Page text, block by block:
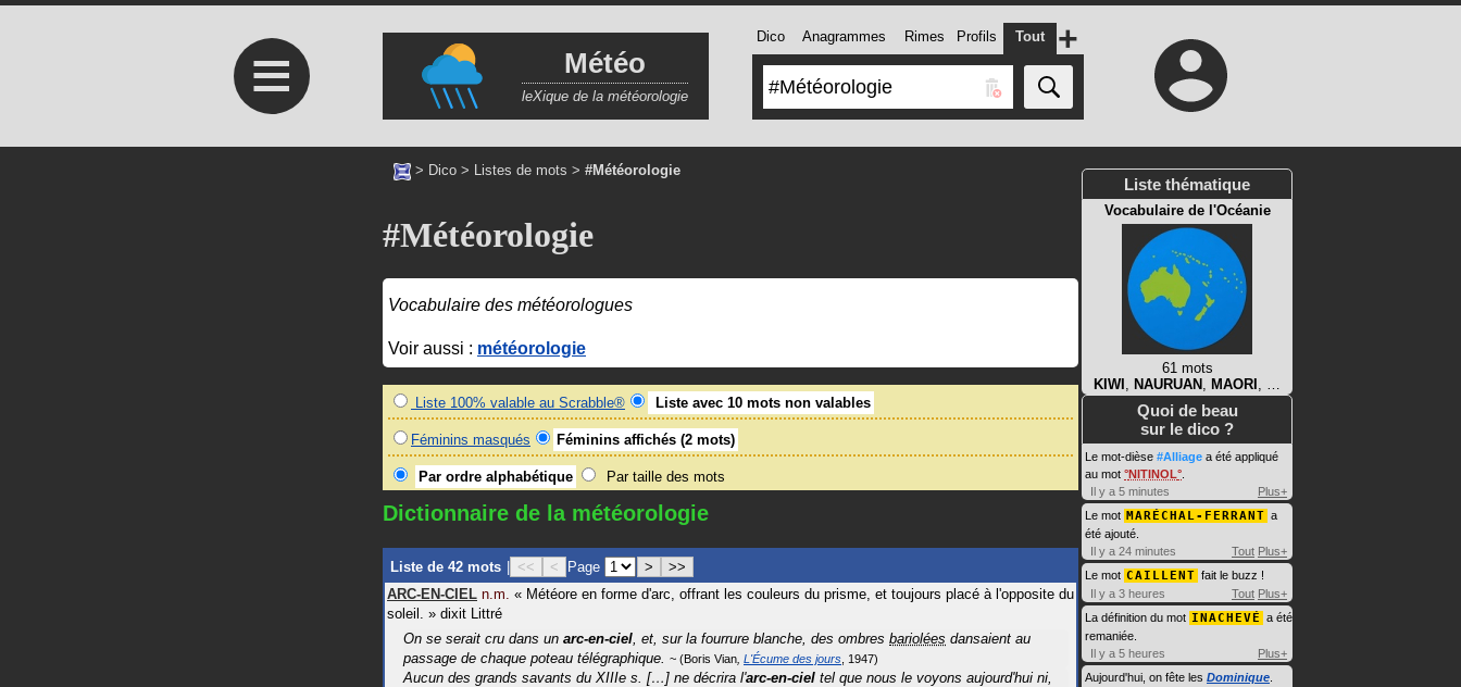
≡ Météo
leXique de la météorologie
Dico Anagrammes Rimes Profils Tout +
> Dico > Listes de mots > #Météorologie
#Météorologie
Vocabulaire des météorologues
Voir aussi : météorologie
Liste 100% valable au Scrabble® Liste avec 10 mots non valables
Féminins masqués Féminins affichés (2 mots)
Par ordre alphabétique Par taille des mots
Dictionnaire de la météorologie
Liste de 42 mots << < Page >
>>
ARC-EN-CIEL n.m. « Météore en forme d'arc, offrant les couleurs du prisme, et toujours placé à l'opposite du
soleil.
» dixit
Littré
On se serait cru dans un arc-en-ciel , et, sur la fourrure blanche, des ombres bariolées dansaient au
passage de chaque poteau télégraphique.
Boris Vian L'Écume des jours 1947
Aucun des grands savants du XIIIe s. […] ne décrira l'arc-en-ciel tel que nous le voyons aujourd'hui ni,
Liste thématique
Vocabulaire de l'Océanie
61 mots
KIWI , NAURUAN , MAORI , …
Quoi de beau
sur le dico ?
Le mot-dièse #Alliage a été appliqué
au mot NITINOL
Il y a 5 minutes
Plus+
Le mot MARÉCHAL-FERRANT a
été ajouté.
Il y a 24 minutes
Tout Plus+
Le mot CAILLENT fait le buzz !
Il y a 3 heures
Tout Plus+
La définition du mot INACHEVÉ a été
remaniée.
Il y a 5 heures
Plus+
Aujourd'hui, on fête les Dominique